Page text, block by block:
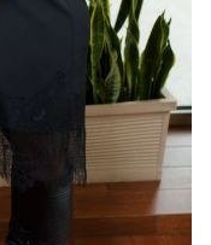
Украина»),